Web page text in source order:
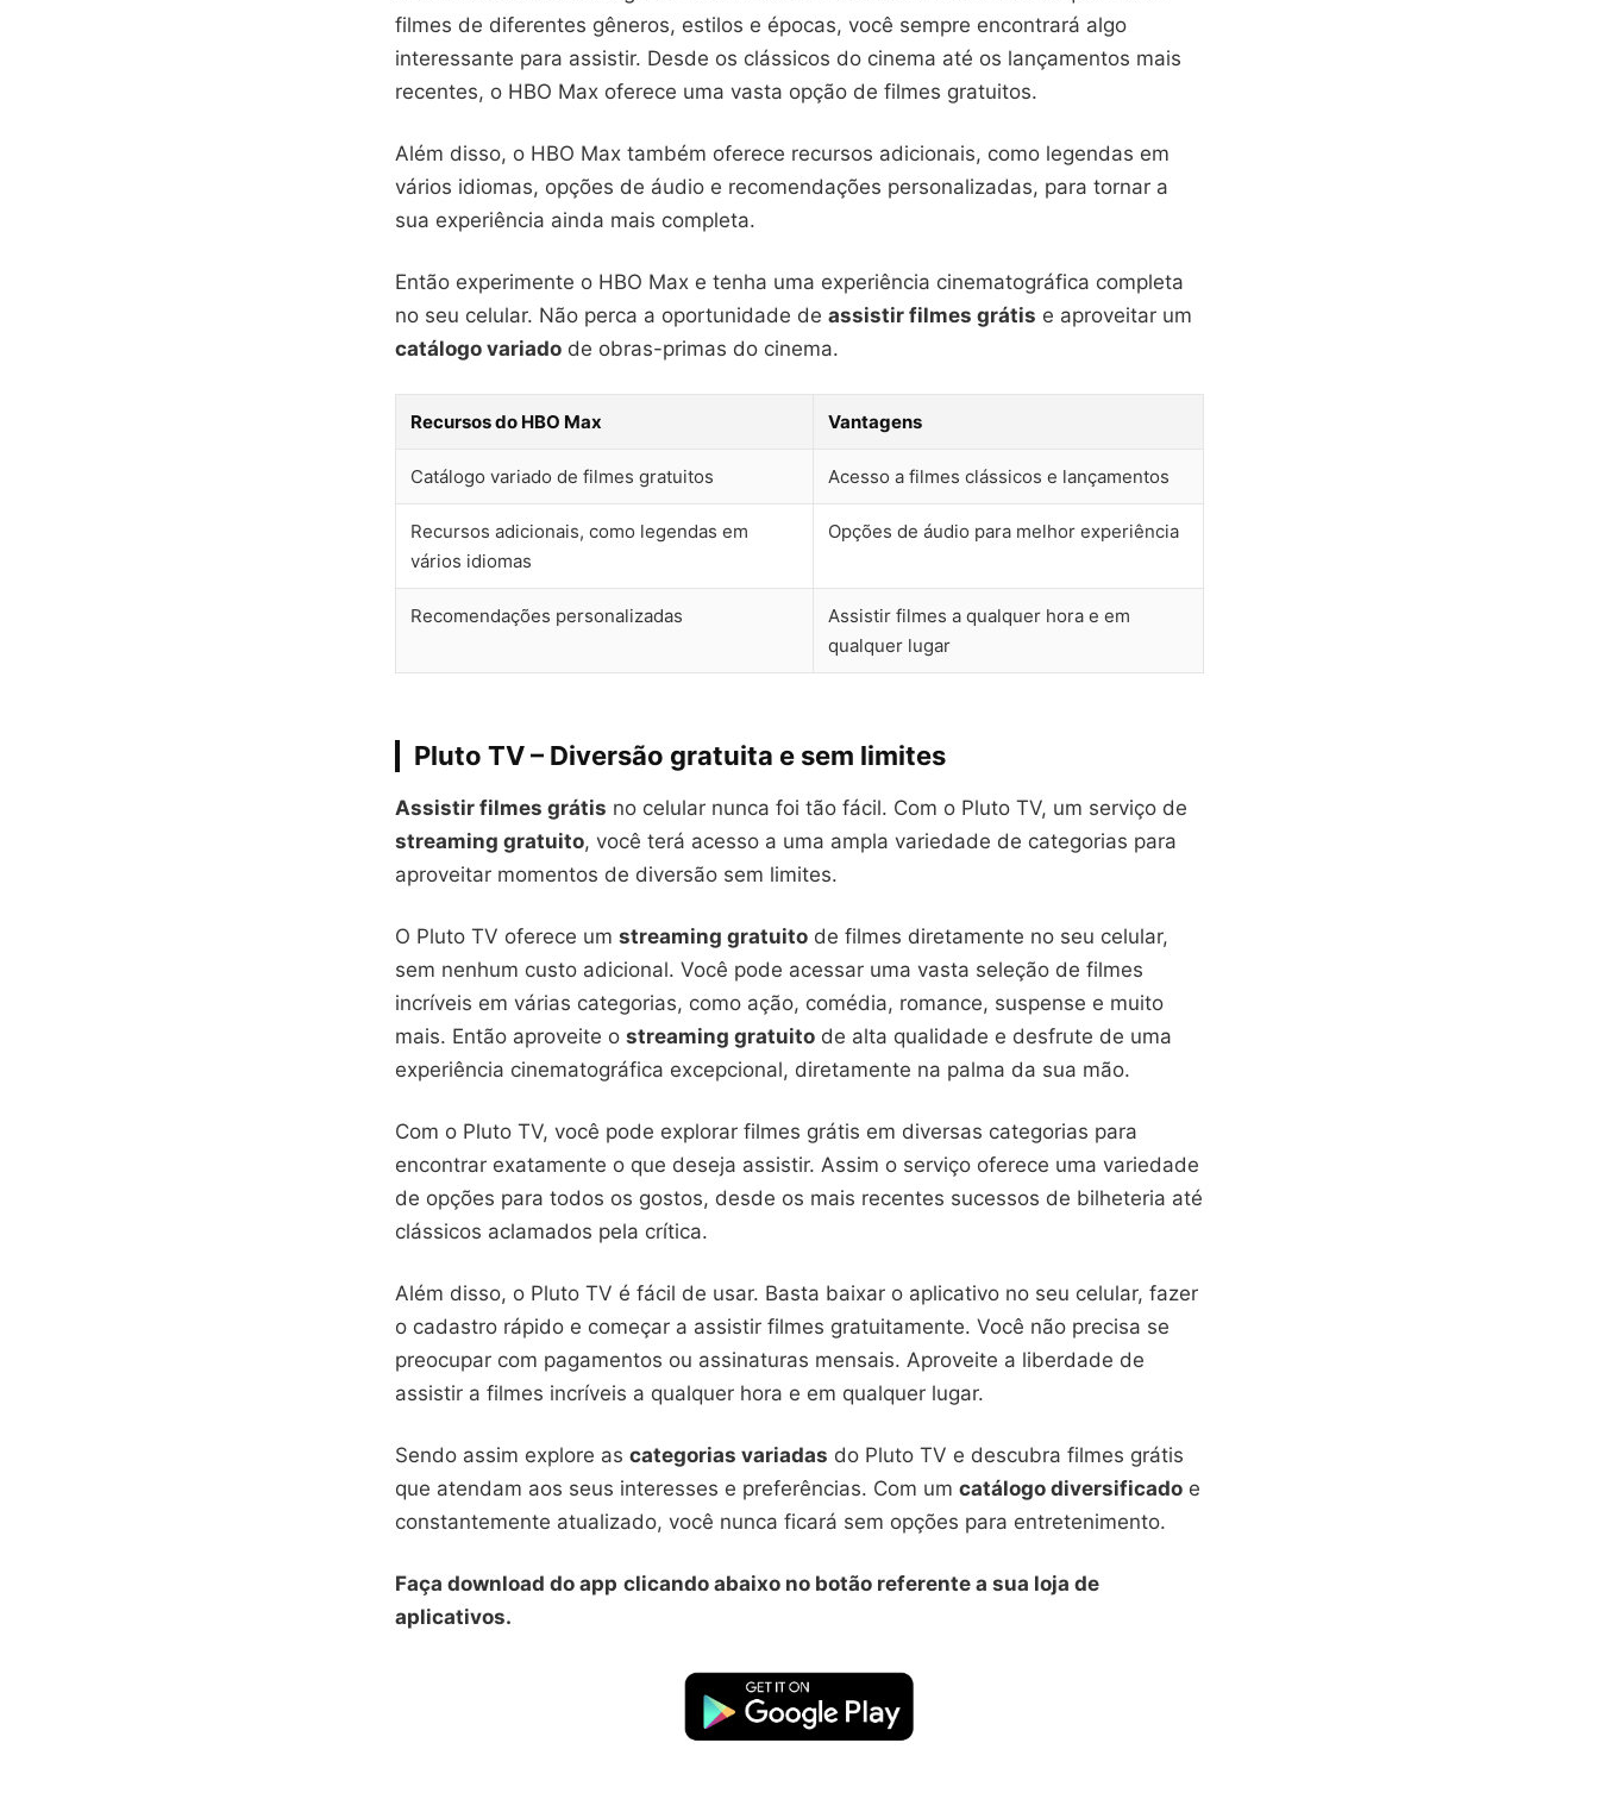
filmes de diferentes gêneros, estilos e épocas, você sempre encontrará algo
interessante para assistir. Desde os clássicos do cinema até os lançamentos mais
recentes, o HBO Max oferece uma vasta opção de filmes gratuitos.
Além disso, o HBO Max também oferece recursos adicionais, como legendas em
vários idiomas, opções de áudio e recomendações personalizadas, para tornar a
sua experiência ainda mais completa.
Então experimente o HBO Max e tenha uma experiência cinematográfica completa
no seu celular. Não perca a oportunidade de assistir filmes grátis e aproveitar um
catálogo variado de obras-primas do cinema.
Recursos do HBO Max Vantagens
Catálogo variado de filmes gratuitos Acesso a filmes clássicos e lançamentos
Recursos adicionais, como legendas em
vários idiomas
Opções de áudio para melhor experiência
Recomendações personalizadas
Assistir filmes a qualquer hora e em
qualquer lugar
Pluto TV – Diversão gratuita e sem limites
Assistir filmes grátis no celular nunca foi tão fácil. Com o Pluto TV, um serviço de
streaming gratuito, você terá acesso a uma ampla variedade de categorias para
aproveitar momentos de diversão sem limites.
O Pluto TV oferece um streaming gratuito de filmes diretamente no seu celular,
sem nenhum custo adicional. Você pode acessar uma vasta seleção de filmes
incríveis em várias categorias, como ação, comédia, romance, suspense e muito
mais. Então aproveite o streaming gratuito de alta qualidade e desfrute de uma
experiência cinematográfica excepcional, diretamente na palma da sua mão.
Com o Pluto TV, você pode explorar filmes grátis em diversas categorias para
encontrar exatamente o que deseja assistir. Assim o serviço oferece uma variedade
de opções para todos os gostos, desde os mais recentes sucessos de bilheteria até
clássicos aclamados pela crítica.
Além disso, o Pluto TV é fácil de usar. Basta baixar o aplicativo no seu celular, fazer
o cadastro rápido e começar a assistir filmes gratuitamente. Você não precisa se
preocupar com pagamentos ou assinaturas mensais. Aproveite a liberdade de
assistir a filmes incríveis a qualquer hora e em qualquer lugar.
Sendo assim explore as categorias variadas do Pluto TV e descubra filmes grátis
que atendam aos seus interesses e preferências. Com um catálogo diversificado e
constantemente atualizado, você nunca ficará sem opções para entretenimento.
Faça download do app clicando abaixo no botão referente a sua loja de
aplicativos.